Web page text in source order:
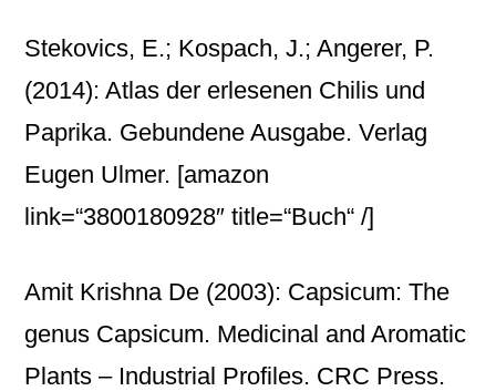
Stekovics, E.; Kospach, J.; Angerer, P.
(2014): Atlas der erlesenen Chilis und
Paprika. Gebundene Ausgabe. Verlag
Eugen Ulmer. [amazon
link=“3800180928″ title=“Buch“ /]
Amit Krishna De (2003): Capsicum: The
genus Capsicum. Medicinal and Aromatic
Plants – Industrial Profiles. CRC Press.